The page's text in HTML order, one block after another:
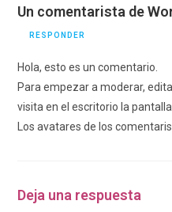
Un comentarista de
RESPONDER
Hola, esto es un comentario.
Para empezar a moderar,
visita en el escritorio la
Los avatares de los
Deja una respuesta